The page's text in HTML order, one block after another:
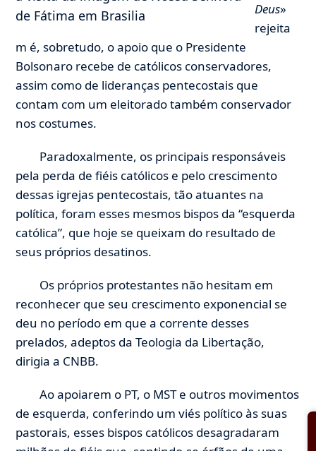
de Fátima em Brasilia
Deus»
rejeita
m é, sobretudo, o apoio que o Presidente
Bolsonaro recebe de católicos conservadores,
assim como de lideranças pentecostais que
contam com um eleitorado também conservador
nos costumes.
Paradoxalmente, os principais responsáveis
pela perda de fiéis católicos e pelo crescimento
dessas igrejas pentecostais, tão atuantes na
política, foram esses mesmos bispos da “esquerda
católica”, que hoje se queixam do resultado de
seus próprios desatinos.
Os próprios protestantes não hesitam em
reconhecer que seu crescimento exponencial se
deu no período em que a corrente desses
prelados, adeptos da Teologia da Libertação,
dirigia a CNBB.
Ao apoiarem o PT, o MST e outros movimentos
de esquerda, conferindo um viés político às suas
pastorais, esses bispos católicos desagradaram